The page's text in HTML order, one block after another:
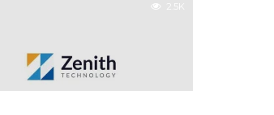
2.5K